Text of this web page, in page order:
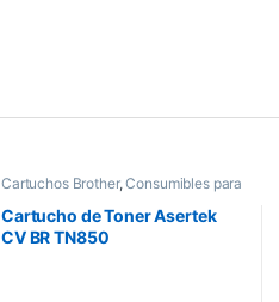
Cartuchos Brother,Consumibles para
Cartucho de Toner Asertek
CV BR TN850